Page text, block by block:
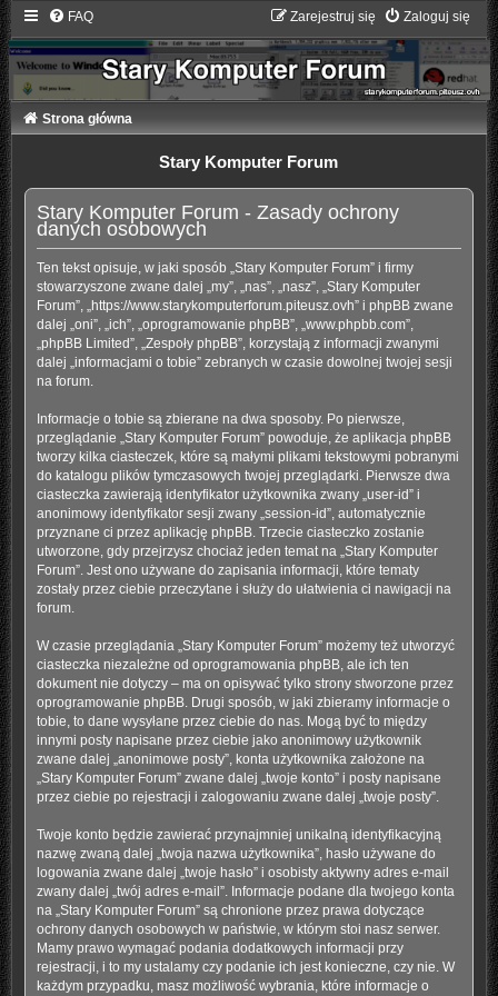
FAQ Zaloguj się
Zarejestruj się
Strona główna
Stary Komputer Forum
Stary Komputer Forum - Zasady ochrony
danych osobowych
Ten tekst opisuje, w jaki sposób „Stary Komputer Forum” i firmy
stowarzyszone zwane dalej „my”, „nas”, „nasz”, „Stary Komputer
Forum”, „https://www.starykomputerforum.piteusz.ovh” i phpBB zwane
dalej „oni”, „ich”, „oprogramowanie phpBB”, „www.phpbb.com”,
„phpBB Limited”, „Zespoły phpBB”, korzystają z informacji zwanymi
dalej „informacjami o tobie” zebranych w czasie dowolnej twojej sesji
na forum.
Informacje o tobie są zbierane na dwa sposoby. Po pierwsze,
przeglądanie „Stary Komputer Forum” powoduje, że aplikacja phpBB
tworzy kilka ciasteczek, które są małymi plikami tekstowymi pobranymi
do katalogu plików tymczasowych twojej przeglądarki. Pierwsze dwa
ciasteczka zawierają identyfikator użytkownika zwany „user-id” i
anonimowy identyfikator sesji zwany „session-id”, automatycznie
przyznane ci przez aplikację phpBB. Trzecie ciasteczko zostanie
utworzone, gdy przejrzysz chociaż jeden temat na „Stary Komputer
Forum”. Jest ono używane do zapisania informacji, które tematy
zostały przez ciebie przeczytane i służy do ułatwienia ci nawigacji na
forum.
W czasie przeglądania „Stary Komputer Forum” możemy też utworzyć
ciasteczka niezależne od oprogramowania phpBB, ale ich ten
dokument nie dotyczy – ma on opisywać tylko strony stworzone przez
oprogramowanie phpBB. Drugi sposób, w jaki zbieramy informacje o
tobie, to dane wysyłane przez ciebie do nas. Mogą być to między
innymi posty napisane przez ciebie jako anonimowy użytkownik
zwane dalej „anonimowe posty”, konta użytkownika założone na
„Stary Komputer Forum” zwane dalej „twoje konto” i posty napisane
przez ciebie po rejestracji i zalogowaniu zwane dalej „twoje posty”.
Twoje konto będzie zawierać przynajmniej unikalną identyfikacyjną
nazwę zwaną dalej „twoja nazwa użytkownika”, hasło używane do
logowania zwane dalej „twoje hasło” i osobisty aktywny adres e-mail
zwany dalej „twój adres e-mail”. Informacje podane dla twojego konta
na „Stary Komputer Forum” są chronione przez prawa dotyczące
ochrony danych osobowych w państwie, w którym stoi nasz serwer.
Mamy prawo wymagać podania dodatkowych informacji przy
rejestracji, i to my ustalamy czy podanie ich jest konieczne, czy nie. W
każdym przypadku, masz możliwość wybrania, które informacje o